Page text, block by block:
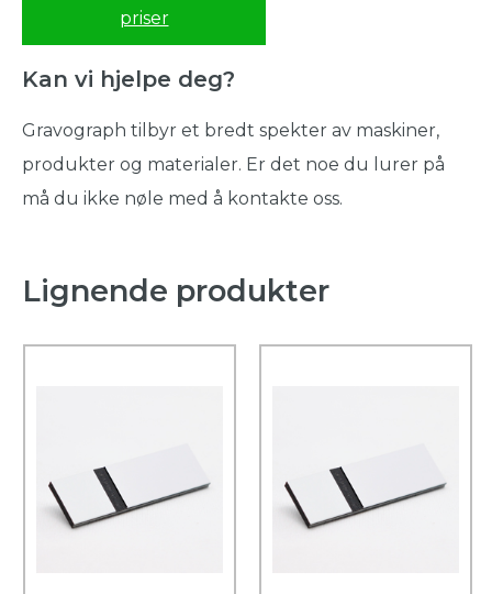
priser
Kan vi hjelpe deg?
Gravograph tilbyr et bredt spekter av maskiner,
produkter og materialer. Er det noe du lurer på
må du ikke nøle med å kontakte oss.
Lignende produkter